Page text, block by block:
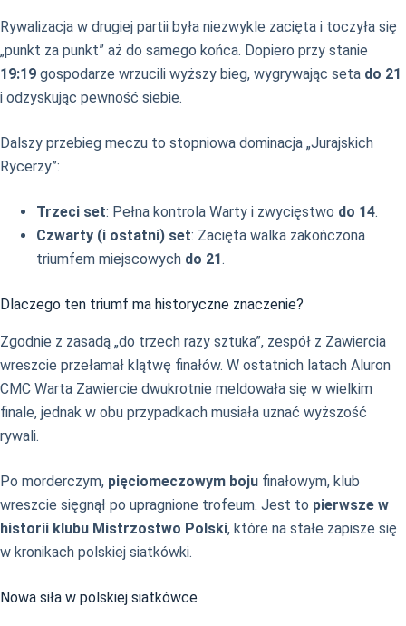
Rywalizacja w drugiej partii była niezwykle zacięta i toczyła się
„punkt za punkt” aż do samego końca. Dopiero przy stanie
19:19 gospodarze wrzucili wyższy bieg, wygrywając seta do 21
i odzyskując pewność siebie.
Dalszy przebieg meczu to stopniowa dominacja „Jurajskich
Rycerzy”:
Trzeci set: Pełna kontrola Warty i zwycięstwo do 14.
Czwarty (i ostatni) set: Zacięta walka zakończona
triumfem miejscowych do 21.
Dlaczego ten triumf ma historyczne znaczenie?
Zgodnie z zasadą „do trzech razy sztuka”, zespół z Zawiercia
wreszcie przełamał klątwę finałów. W ostatnich latach Aluron
CMC Warta Zawiercie dwukrotnie meldowała się w wielkim
finale, jednak w obu przypadkach musiała uznać wyższość
rywali.
Po morderczym, pięciomeczowym boju finałowym, klub
wreszcie sięgnął po upragnione trofeum. Jest to pierwsze w
historii klubu Mistrzostwo Polski, które na stałe zapisze się
w kronikach polskiej siatkówki.
Nowa siła w polskiej siatkówce